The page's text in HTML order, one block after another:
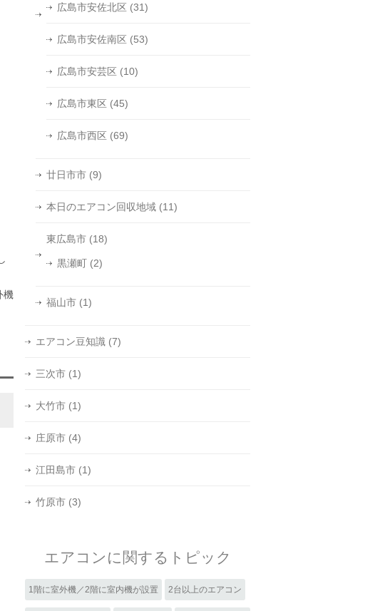
機
広島市安佐北区 (31)
広島市安佐南区 (53)
広島市安芸区 (10)
広島市東区 (45)
広島市西区 (69)
廿日市市 (9)
本日のエアコン回収地域 (11)
東広島市 (18)
黒瀬町 (2)
福山市 (1)
エアコン豆知識 (7)
三次市 (1)
大竹市 (1)
庄原市 (4)
江田島市 (1)
竹原市 (3)
エアコンに関するトピック
1階に室外機／2階に室内機が設置 2台以上のエアコン